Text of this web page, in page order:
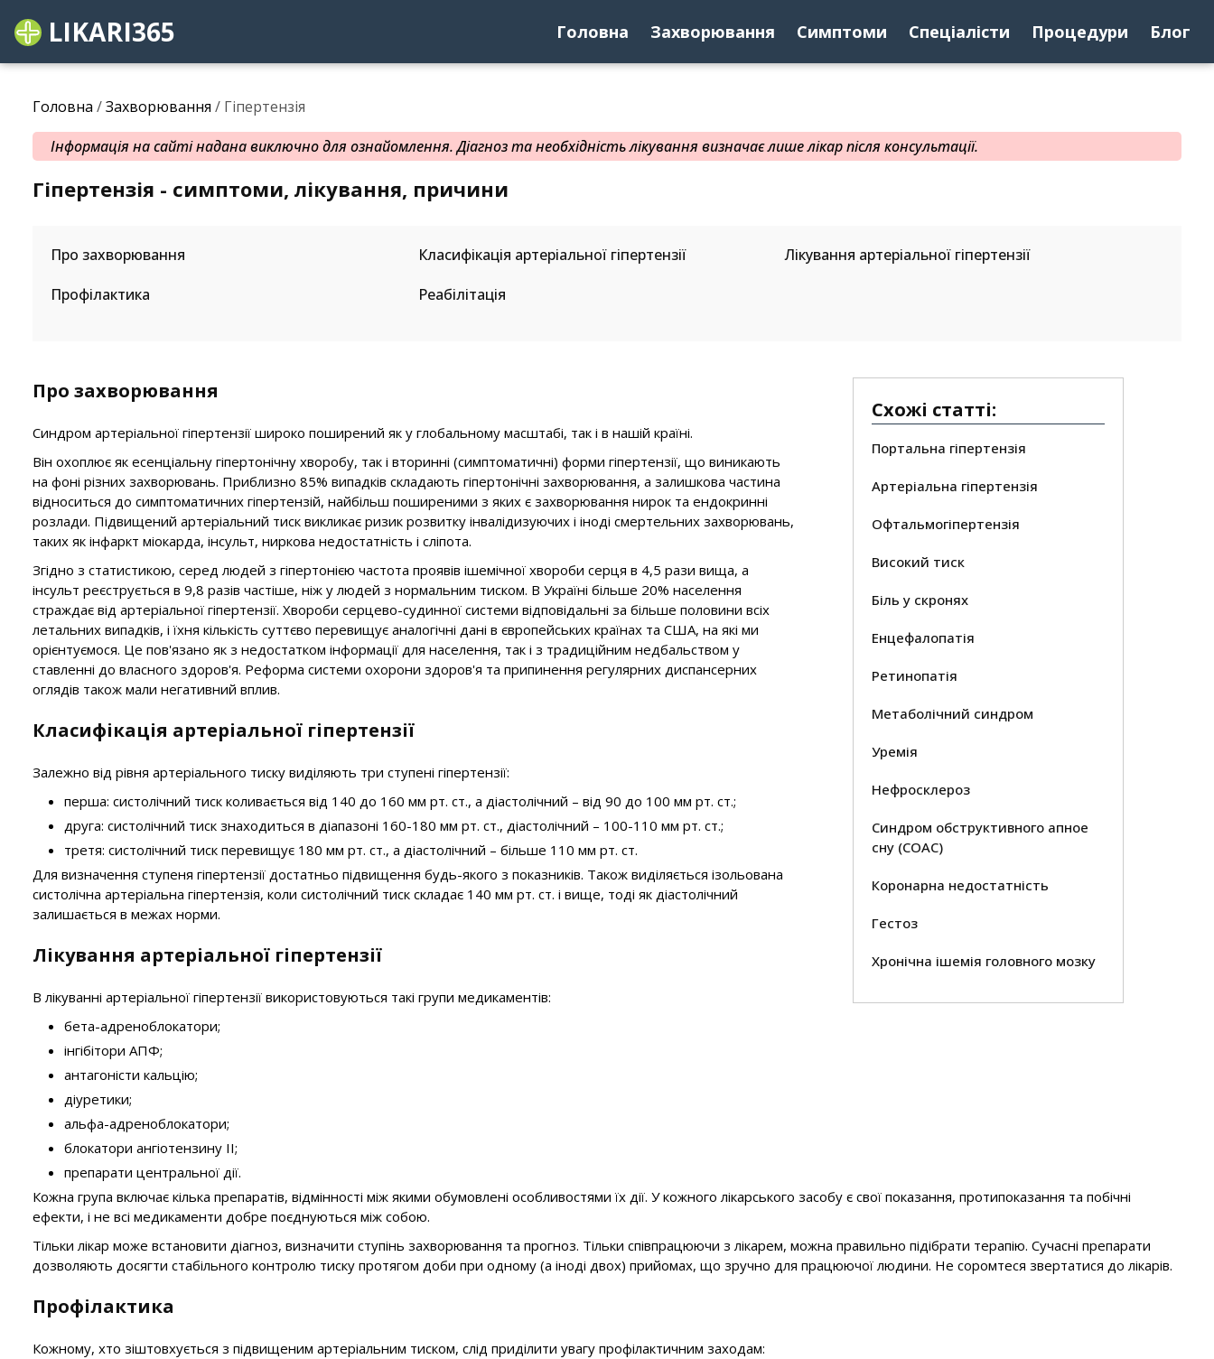
LIKARI365 Головна Захворювання Симптоми Спеціалісти Процедури Блог
Головна /Захворювання / Гіпертензія
Інформація на сайті надана виключно для ознайомлення. Діагноз та необхідність лікування визначає лише лікар після консультації.
Гіпертензія - симптоми, лікування, причини
Про захворювання Класифікація артеріальної гіпертензії
Лікування артеріальної гіпертензії
Профілактика
Реабілітація
Схожі статті:
Портальна гіпертензія
Артеріальна гіпертензія
Офтальмогіпертензія
Високий тиск
Біль у скронях
Енцефалопатія
Ретинопатія
Метаболічний синдром
Уремія
Нефросклероз
Синдром обструктивного апное
сну (СОАС)
Коронарна недостатність
Гестоз
Хронічна ішемія головного мозку
Про захворювання
Синдром артеріальної гіпертензії широко поширений як у глобальному масштабі, так і в нашій країні.
Він охоплює як есенціальну гіпертонічну хворобу, так і вторинні (симптоматичні) форми гіпертензії, що виникають
на фоні різних захворювань. Приблизно 85% випадків складають гіпертонічні захворювання, а залишкова частина
відноситься до симптоматичних гіпертензій, найбільш поширеними з яких є захворювання нирок та ендокринні
розлади. Підвищений артеріальний тиск викликає ризик розвитку інвалідизуючих і іноді смертельних захворювань,
таких як інфаркт міокарда, інсульт, ниркова недостатність і сліпота.
Згідно з статистикою, серед людей з гіпертонією частота проявів ішемічної хвороби серця в 4,5 рази вища, а
інсульт реєструється в 9,8 разів частіше, ніж у людей з нормальним тиском. В Україні більше 20% населення
страждає від артеріальної гіпертензії. Хвороби серцево-судинної системи відповідальні за більше половини всіх
летальних випадків, і їхня кількість суттєво перевищує аналогічні дані в європейських країнах та США, на які ми
орієнтуємося. Це пов'язано як з недостатком інформації для населення, так і з традиційним недбальством у
ставленні до власного здоров'я. Реформа системи охорони здоров'я та припинення регулярних диспансерних
оглядів також мали негативний вплив.
Класифікація артеріальної гіпертензії
Залежно від рівня артеріального тиску виділяють три ступені гіпертензії:
перша: систолічний тиск коливається від 140 до 160 мм рт. ст., а діастолічний – від 90 до 100 мм рт. ст.;
друга: систолічний тиск знаходиться в діапазоні 160-180 мм рт. ст., діастолічний – 100-110 мм рт. ст.;
третя: систолічний тиск перевищує 180 мм рт. ст., а діастолічний – більше 110 мм рт. ст.
Для визначення ступеня гіпертензії достатньо підвищення будь-якого з показників. Також виділяється ізольована
систолічна артеріальна гіпертензія, коли систолічний тиск складає 140 мм рт. ст. і вище, тоді як діастолічний
залишається в межах норми.
Лікування артеріальної гіпертензії
В лікуванні артеріальної гіпертензії використовуються такі групи медикаментів:
бета-адреноблокатори;
інгібітори АПФ;
антагоністи кальцію;
діуретики;
альфа-адреноблокатори;
блокатори ангіотензину II;
препарати центральної дії.
Кожна група включає кілька препаратів, відмінності між якими обумовлені особливостями їх дії. У кожного лікарського засобу є свої показання, протипоказання та побічні
ефекти, і не всі медикаменти добре поєднуються між собою.
Тільки лікар може встановити діагноз, визначити ступінь захворювання та прогноз. Тільки співпрацюючи з лікарем, можна правильно підібрати терапію. Сучасні препарати
дозволяють досягти стабільного контролю тиску протягом доби при одному (а іноді двох) прийомах, що зручно для працюючої людини. Не соромтеся звертатися до лікарів.
Профілактика
Кожному, хто зіштовхується з підвищеним артеріальним тиском, слід приділити увагу профілактичним заходам: